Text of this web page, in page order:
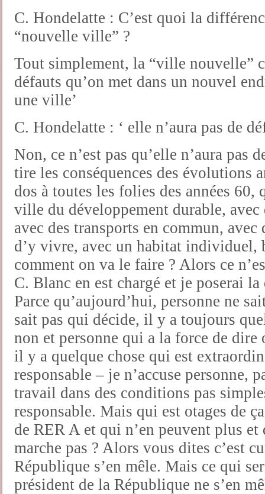
C. Hondelatte : C’est quoi la
“nouvelle ville” ?
Tout simplement, la “ville nouvelle”
défauts qu’on met dans un nouvel
une ville’
C. Hondelatte : ‘ elle n’aura pas de
Non, ce n’est pas qu’elle n’aura pas
tire les conséquences des évolutions
dos à toutes les folies des années 60,
ville du développement durable, avec
avec des transports en commun,
d’y vivre, avec un habitat individuel,
comment on va le faire ? Alors ce
C. Blanc en est chargé et je poserai
Parce qu’aujourd’hui, personne ne
sait pas qui décide, il y a toujours
non et personne qui a la force de
il y a quelque chose qui est
responsable – je n’accuse personne,
travail dans des conditions pas
responsable. Mais qui est otages de
de RER A et qui n’en peuvent plus
marche pas ? Alors vous dites c’est
République s’en mêle. Mais ce qui
président de la République ne s’en